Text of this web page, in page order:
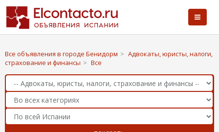
Все объявления в городе Бенидорм > Адвокаты, юристы, налоги,
страхование и финансы > Все